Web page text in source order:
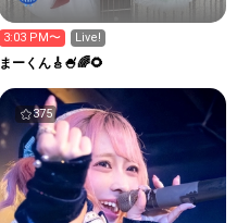
3:03 PM〜 Live!
まーくん🎸🍧🌈🌻
375